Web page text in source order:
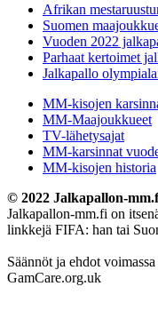
Afrikan
Suomen
Vuoden 2022
Parhaat kertoimet
Jalkapallo
MM-kisojen
MM-Maajoukkueet
TV-lähetysajat
MM-karsinnat
MM-kisojen historia
© 2022 Jalkapallon-
Jalkapallon-mm.fi on
linkkejä FIFA: han tai
Säännöt ja ehdot
GamCare.org.uk